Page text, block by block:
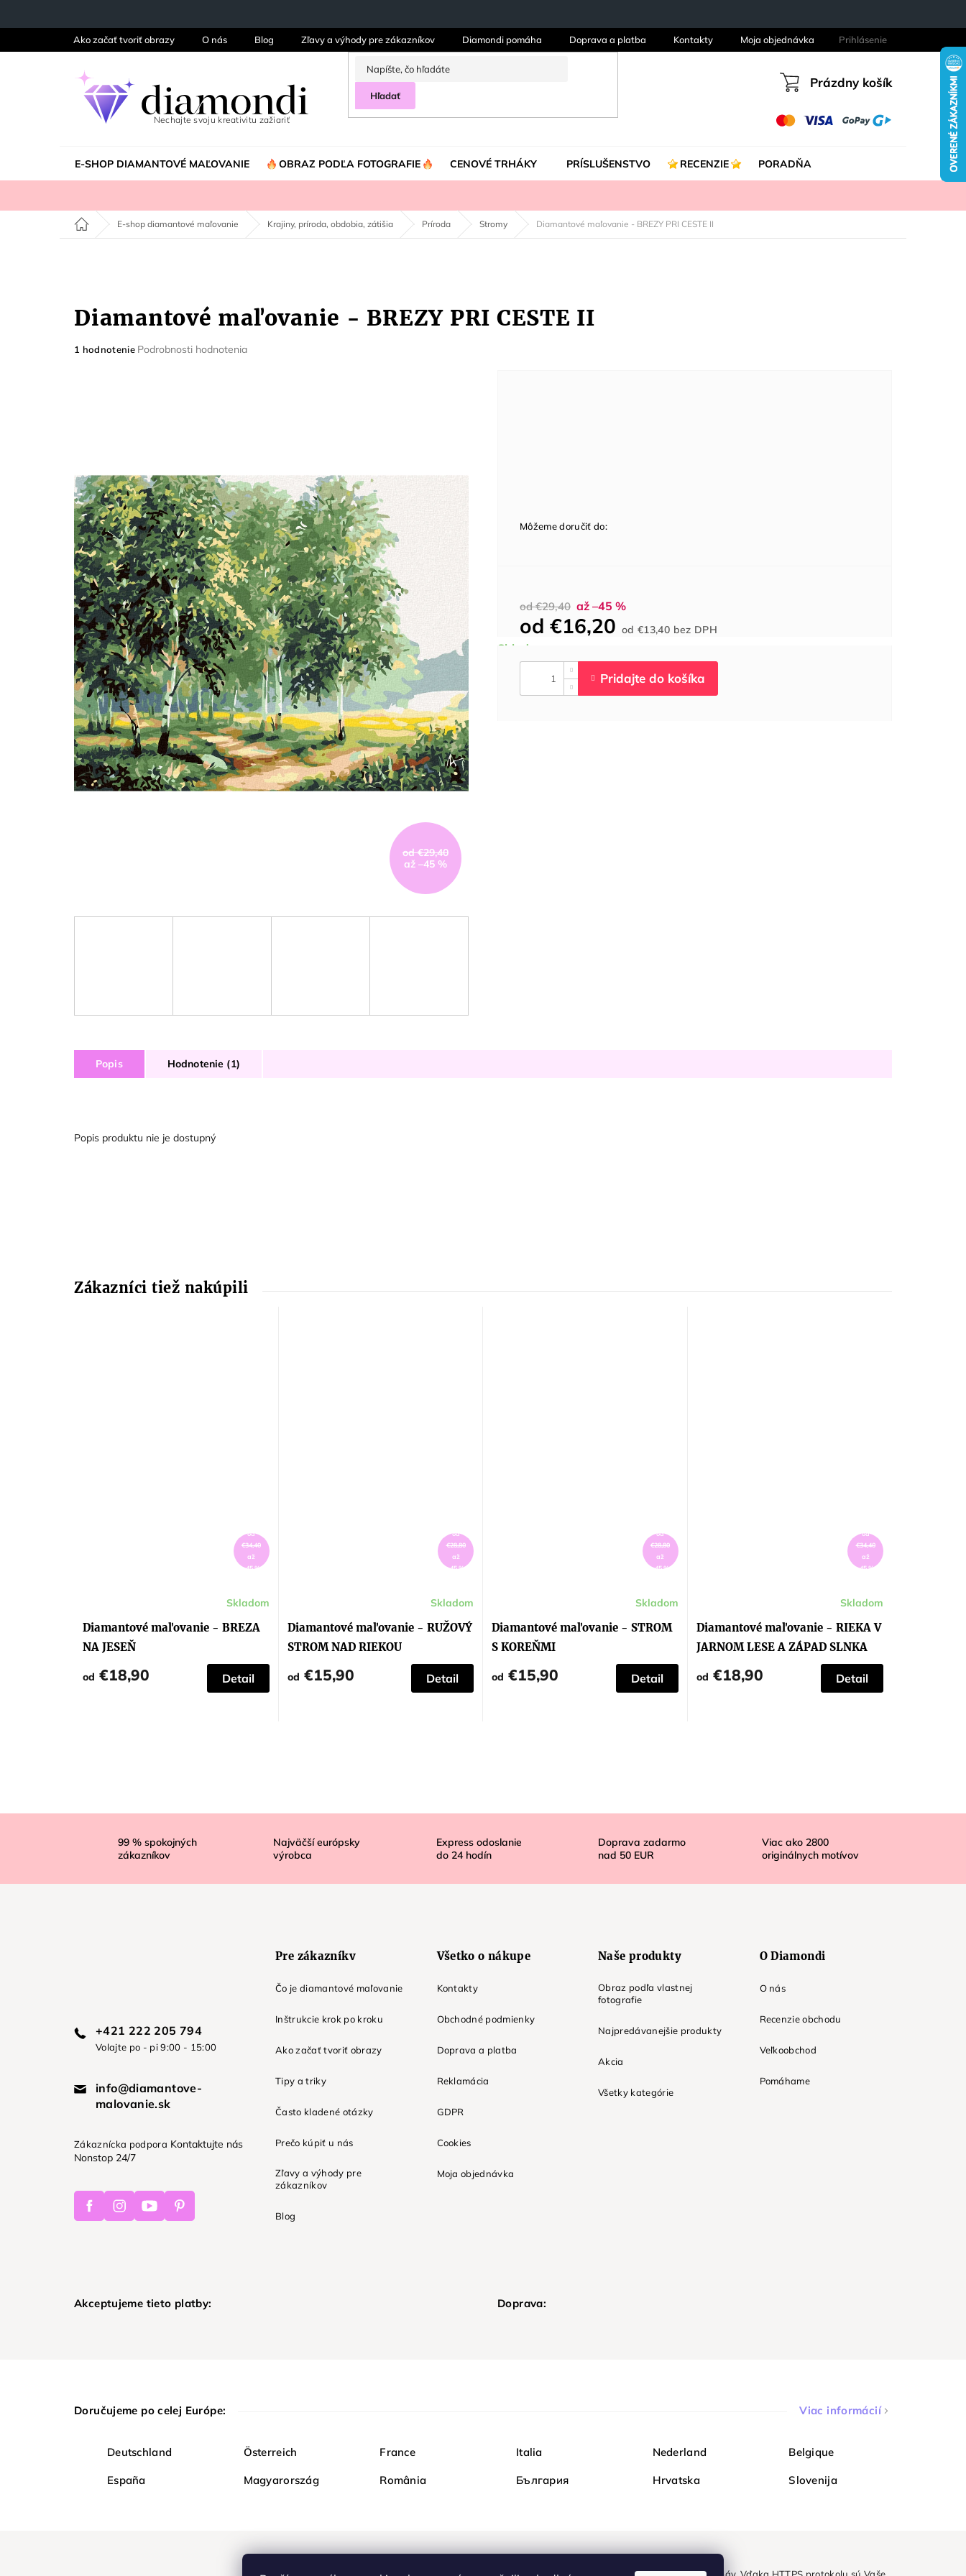
Ako začať tvoriť obrazy O nás Blog Zľavy a výhody pre zákazníkov Diamondi pomáha Doprava a platba Kontakty Moja objednávka Prihlásenie
Hľadať
Nákupný
Prázdny košík
E-SHOP DIAMANTOVÉ MAĽOVANIE OBRAZ PODĽA FOTOGRAFIE CENOVÉ TRHÁKY PRÍSLUŠENSTVO RECENZIE PORADŇA
Domov E-shop diamantové maľovanie Krajiny, príroda, obdobia, zátišia Príroda Stromy Diamantové maľovanie - BREZY PRI CESTE II
Diamantové maľovanie - BREZY PRI CESTE II
Priemerné
1 hodnotenie Podrobnosti hodnotenia
od €29,40
až –45 %
od €29,40 až –45 %
od €16,20 od€13,40 bez DPHcena:
Môžeme doručiť do:
Popis Hodnotenie (1)
Popis produktu nie je dostupný
od
€34,40
až
–45 %
Diamantové maľovanie - BREZA
NA JESEŇ
Skladom
od €18,90 Detail
od
€28,80
až
–45 %
Diamantové maľovanie - RUŽOVÝ
STROM NAD RIEKOU
Skladom
od €15,90 Detail
od
€28,80
až
–45 %
Diamantové maľovanie - STROM
S KOREŇMI
Skladom
od €15,90 Detail
od
€34,40
až
–45 %
Diamantové maľovanie - RIEKA V
JARNOM LESE A ZÁPAD SLNKA
Skladom
od €18,90 Detail
ä
99% spokojných
zákazníkov
Najväčší európsky
výrobca
Express odoslanie
do 24 hodín
Doprava zadarmo
nad 50 EUR
Viac ako 2800
originálnych motívov
+421 222 205 794
Volajte po - pi 9:00 - 15:00
info@diamantove-
malovanie.sk
Zákaznícka podpora Kontaktujte nás
Nonstop 24/7
FacebookInstagramYoutubePinterest
Pre zákazníkv
Čo je diamantové maľovanie
Inštrukcie krok po kroku
Ako začať tvoriť obrazy
Tipy a triky
Často kladené otázky
Prečo kúpiť u nás
Zľavy a výhody pre
zákazníkov
Blog
Všetko o nákupe
Kontakty
Obchodné podmienky
Doprava a platba
Reklamácia
GDPR
Cookies
Moja objednávka
Naše produkty
Obraz podľa vlastnej
fotografie
Najpredávanejšie produkty
Akcia
Všetky kategórie
O Diamondi
O nás
Recenzie obchodu
Veľkoobchod
Pomáhame
Akceptujeme tieto platby: Doprava:
Doručujeme po celej Európe: Viac informácií
Deutschland Österreich France Italia Nederland Belgique
España Magyarország România България Hrvatska Slovenija